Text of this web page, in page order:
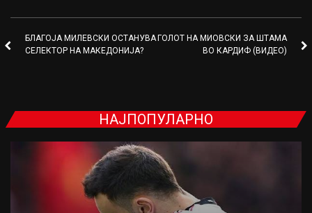
БЛАГОЈА МИЛЕВСКИ ОСТАНУВА
СЕЛЕКТОР НА МАКЕДОНИЈА?
ГОЛОТ НА МИОВСКИ ЗА ШТАМА
ВО КАРДИФ (ВИДЕО)
НАЈПОПУЛАРНО